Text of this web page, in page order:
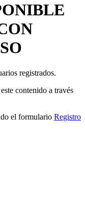
registrados.
contenido a través
el formulario Registro